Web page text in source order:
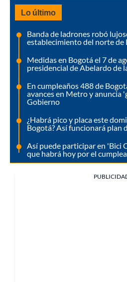
Lo último
Banda de ladrones robó
establecimiento del norte de
Medidas en Bogotá el 7 de
presidencial de Abelardo de
En cumpleaños 488 de
avances en Metro y anuncia
Gobierno
¿Habrá pico y placa este
Bogotá? Así funcionará plan
Así puede participar en 'Bici
que habrá hoy por el